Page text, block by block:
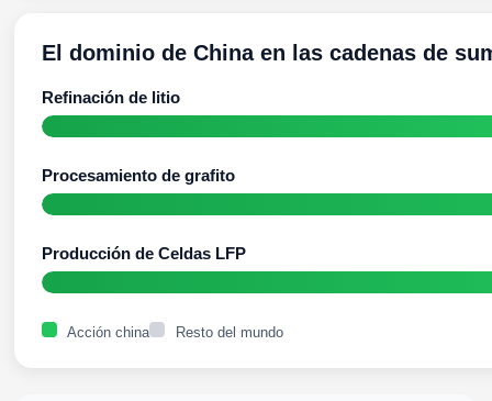
El dominio de China en las cadenas de
Refinación de litio
Procesamiento de grafito
Producción de Celdas LFP
Acción china Resto del mundo